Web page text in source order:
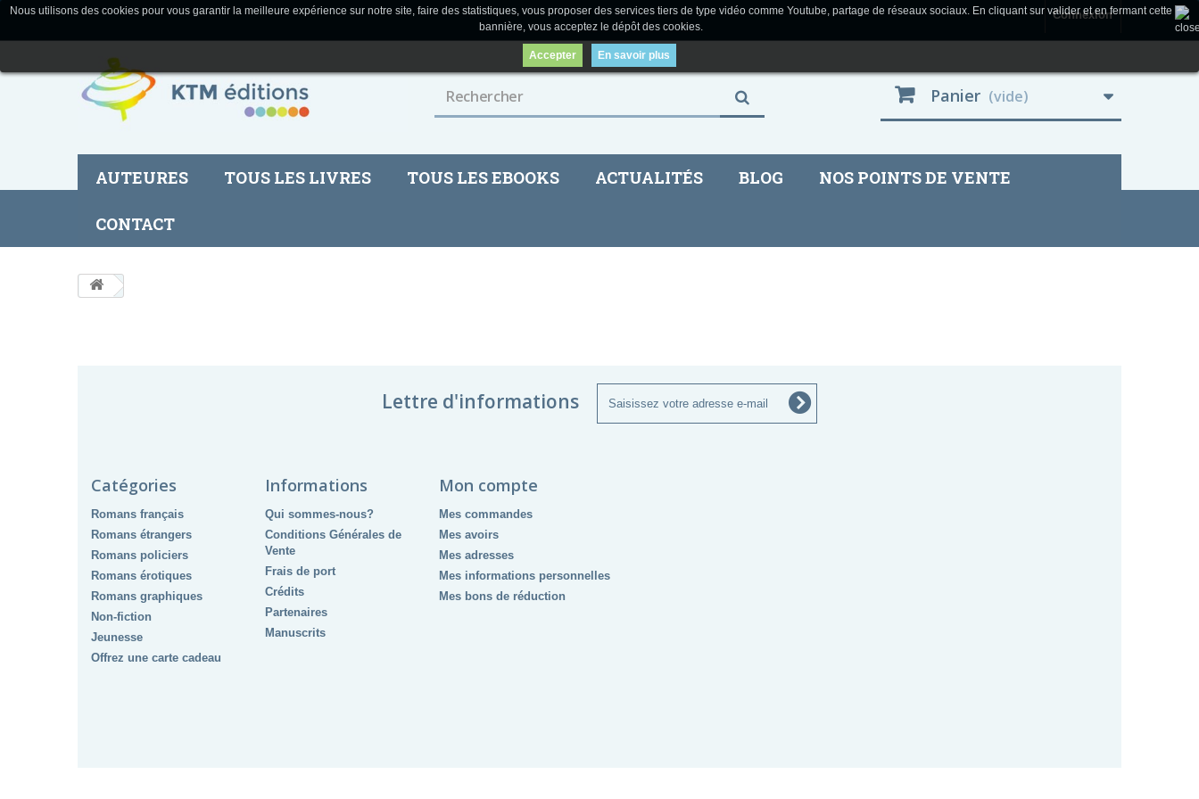
Connexion
Panier (vide)
AUTEURES TOUS LES LIVRES TOUS LES EBOOKS ACTUALITÉS BLOG NOS POINTS DE VENTE
CONTACT
Nous utilisons des cookies pour vous garantir la meilleure expérience sur notre site, faire des statistiques, vous proposer des services tiers de type vidéo comme Youtube, partage de réseaux sociaux. En cliquant sur valider et en fermant cette
bannière, vous acceptez le dépôt des cookies.
Accepter En savoir plus
Lettre d'informations
Catégories
Romans français
Romans étrangers
Romans policiers
Romans érotiques
Romans graphiques
Non-fiction
Jeunesse
Offrez une carte cadeau
Informations
Qui sommes-nous?
Conditions Générales de
Vente
Frais de port
Crédits
Partenaires
Manuscrits
Mon compte
Mes commandes
Mes avoirs
Mes adresses
Mes informations personnelles
Mes bons de réduction